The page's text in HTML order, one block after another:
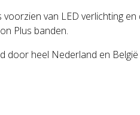
voorzien van LED verlichting
Plus banden.
door heel Nederland en